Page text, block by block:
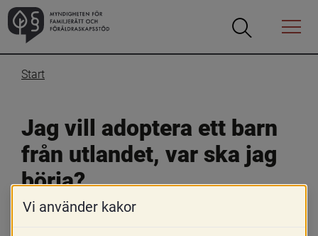
Öppna
Öppna
Menyn
Start
Jag vill adoptera ett barn
från utlandet, var ska jag
börja?
Vi använder kakor